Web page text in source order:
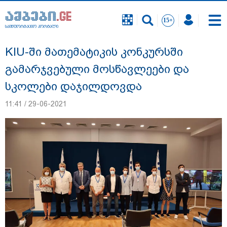
საინფორმაციო პორტალი
დაკავებულია 3 პირი, მათ შორის 2
არასრულწლოვანი - პოლიცია, თბილისში
კურიერზე ჯგუფურად ძალადობის საქმეზე
ინფორმაციას ავრცელებს
საინფორმაციო პორტალი
KIU-ში მათემატიკის კონკურსში
გამარჯვებული მოსწავლეები და
სკოლები დაჯილდოვდა
11:41 / 29-06-2021